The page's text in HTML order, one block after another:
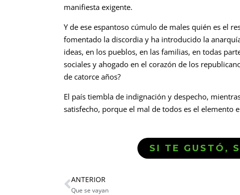
manifiesta exigente.
Y de ese espantoso cúmulo de males quién es el
fomentado la discordia y ha introducido la
ideas, en los pueblos, en las familias, en todas
sociales y ahogado en el corazón de los
de catorce años?
El país tiembla de indignación y despecho,
satisfecho, porque el mal de todos es el elemento
SI TE GUSTÓ,
ANTERIOR
Que se vayan